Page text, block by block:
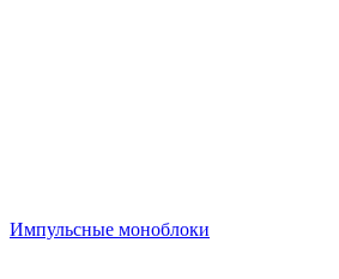
Импульсные моноблоки